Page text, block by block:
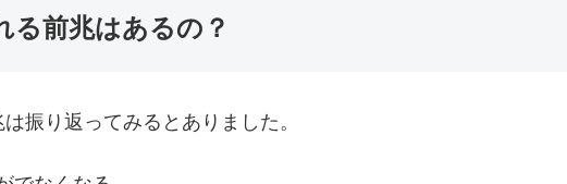
る前兆はあるの？
振り返ってみるとありました。